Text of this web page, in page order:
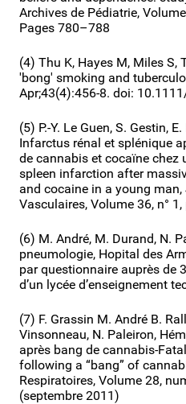
Archives de Pédiatrie,
Pages 780–788
(4) Thu K, Hayes M, Miles S,
'bong' smoking and
Apr;43(4):456-8. doi:
(5) P.-Y. Le Guen, S. Gestin,
Infarctus rénal et splénique
de cannabis et cocaïne chez
spleen infarction after
and cocaine in a young
Vasculaires, Volume 36, n°
(6) M. André, M. Durand, N.
pneumologie, Hopital des
par questionnaire auprès de
d’un lycée d’enseignement
(7) F. Grassin M. André B.
Vinsonneau, N. Paleiron,
après bang de cannabis-
following a “bang” of
Respiratoires, Volume 28,
(septembre 2011)